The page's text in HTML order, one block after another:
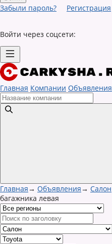
Забыли пароль? Регистрация
Войти через соцсети:
Главная Компании Объявления
Главная→ Объявления→ Салон
багажника левая